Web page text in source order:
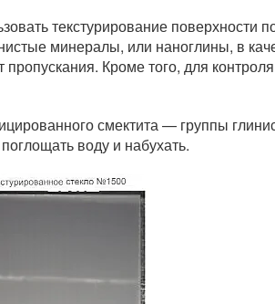
текстурирование поверхности
минералы, или наноглины, в
Кроме того, для
смектита — группы
воду и набухать.